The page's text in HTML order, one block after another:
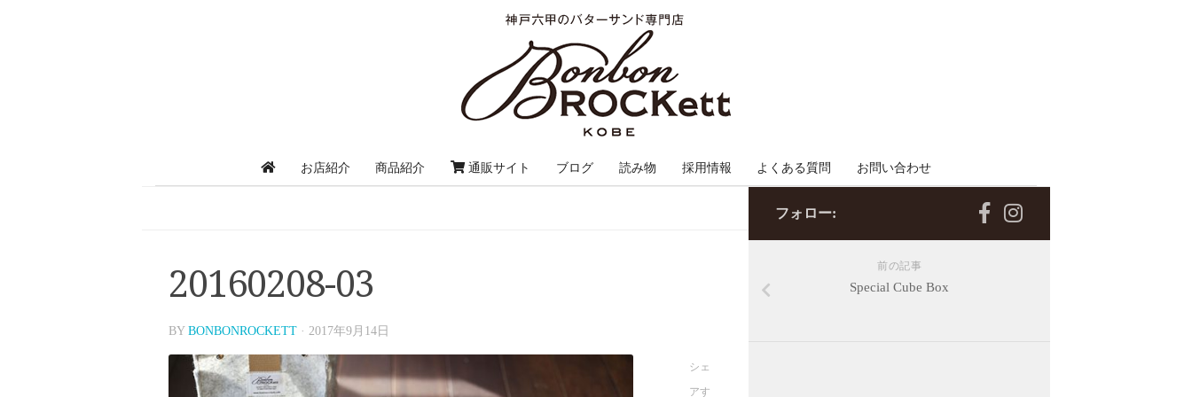
お店紹介 商品紹介 通販サイト ブログ 読み物 採用情報 よくある質問 お問い合わせ
20160208-03
BY BONBONROCKETT · 2017年9月14日
シェ
アす
フォロー:
前の記事
Special Cube Box